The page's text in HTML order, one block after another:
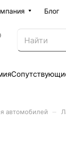
Блог
автомобилей